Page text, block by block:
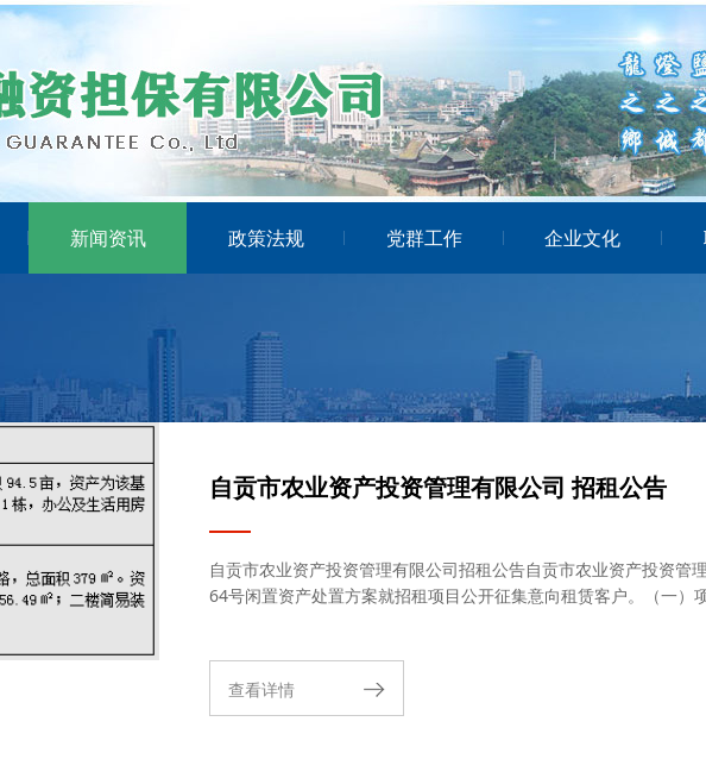
新闻资讯 政策法规 党群工作 企业文化
自贡市农业资产投资管理有限公司 招租公告
自贡市农业资产投资管理有限公司招租公告自贡市农业资产投资管
64号闲置资产处置方案就招租项目公开征集意向租赁客户。（一）
查看详情